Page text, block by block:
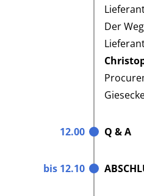
Der
12.00 Q & A
bis 12.10